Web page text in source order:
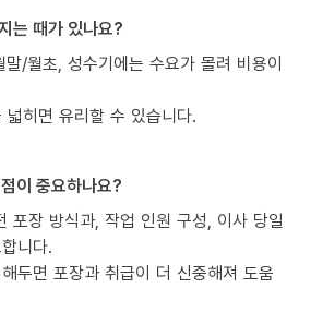
는 때가 있나요?
/월초, 성수기에는 수요가 몰려 비용이
히면 유리할 수 있습니다.
이 중요하나요?
포장 방식과, 작업 인원 구성, 이사 당일
니다.
두면 포장과 취급이 더 신중해져 도움